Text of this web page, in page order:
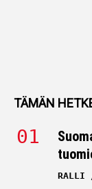
TÄMÄN
RALLI